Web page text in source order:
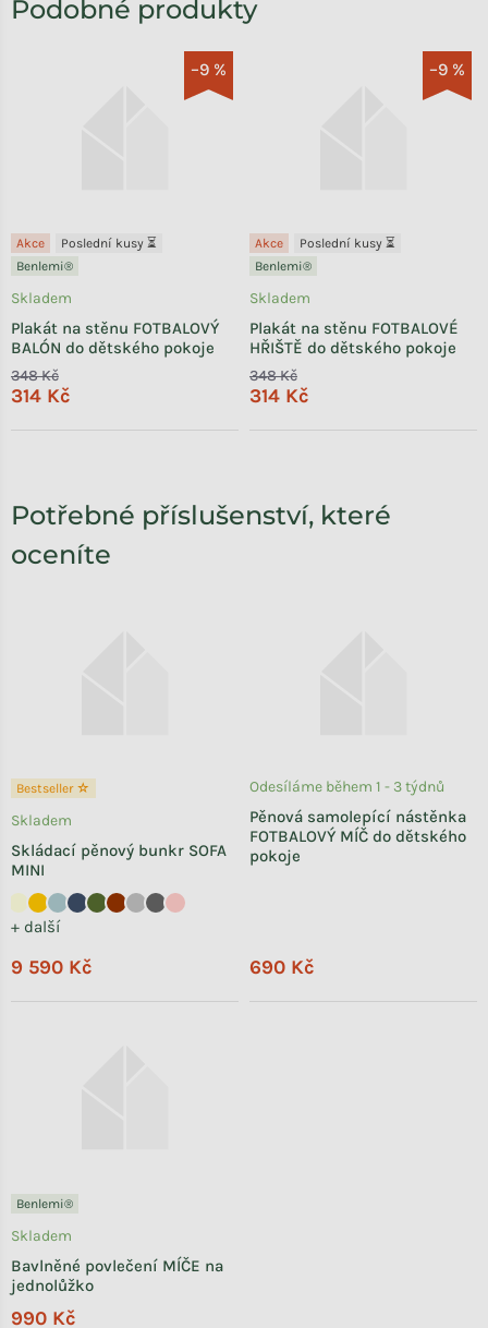
–9 %
Akce
Poslední kusy ⏳
Benlemi®
Plakát na stěnu FOTBALOVÝ
BALÓN do dětského pokoje
Skladem
348 Kč
314 Kč
–9 %
Akce
Poslední kusy ⏳
Benlemi®
Plakát na stěnu FOTBALOVÉ
HŘIŠTĚ do dětského pokoje
Skladem
348 Kč
314 Kč
Potřebné příslušenství, které
oceníte
Bestseller ☆
Skládací pěnový bunkr SOFA
MINI
+ další
Skladem
9 590 Kč
Pěnová samolepící nástěnka
FOTBALOVÝ MÍČ do dětského
pokoje
Odesíláme během 1 - 3 týdnů
690 Kč
Benlemi®
Bavlněné povlečení MÍČE na
jednolůžko
Skladem
990 Kč